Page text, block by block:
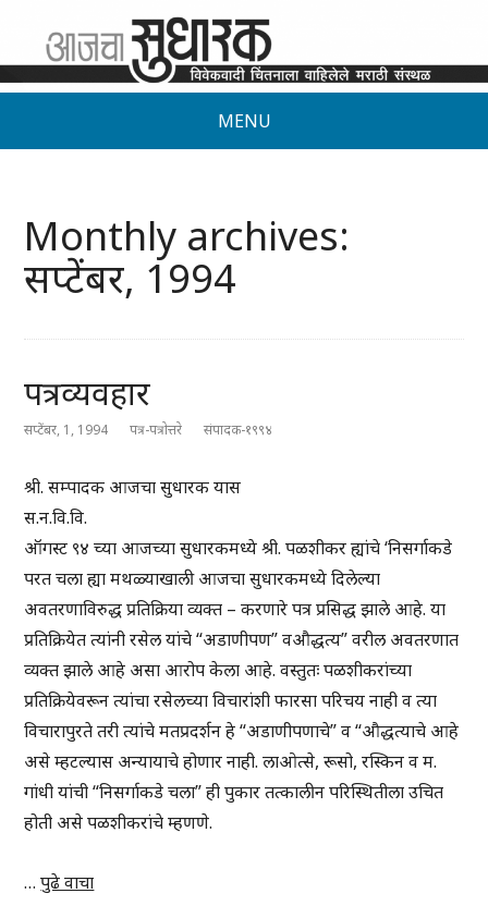
MENU
Monthly archives:
सप्टेंबर, 1994
पत्रव्यवहार
सप्टेंबर, 1, 1994 पत्र-पत्रोत्तरे संपादक-१९९४
श्री. सम्पादक आजचा सुधारक यास
स.न.वि.वि.
ऑगस्ट ९४ च्या आजच्या सुधारकमध्ये श्री. पळशीकर ह्यांचे ‘निसर्गाकडे
परत चला ह्या मथळ्याखाली आजचा सुधारकमध्ये दिलेल्या
अवतरणाविरुद्ध प्रतिक्रिया व्यक्त – करणारे पत्र प्रसिद्ध झाले आहे. या
प्रतिक्रियेत त्यांनी रसेल यांचे “अडाणीपण” वऔद्धत्य” वरील अवतरणात
व्यक्त झाले आहे असा आरोप केला आहे. वस्तुतः पळशीकरांच्या
प्रतिक्रियेवरून त्यांचा रसेलच्या विचारांशी फारसा परिचय नाही व त्या
विचारापुरते तरी त्यांचे मतप्रदर्शन हे “अडाणीपणाचे” व “औद्धत्याचे आहे
असे म्हटल्यास अन्यायाचे होणार नाही. लाओत्से, रूसो, रस्किन व म.
गांधी यांची “निसर्गाकडे चला” ही पुकार तत्कालीन परिस्थितीला उचित
होती असे पळशीकरांचे म्हणणे.
…पुढे वाचा